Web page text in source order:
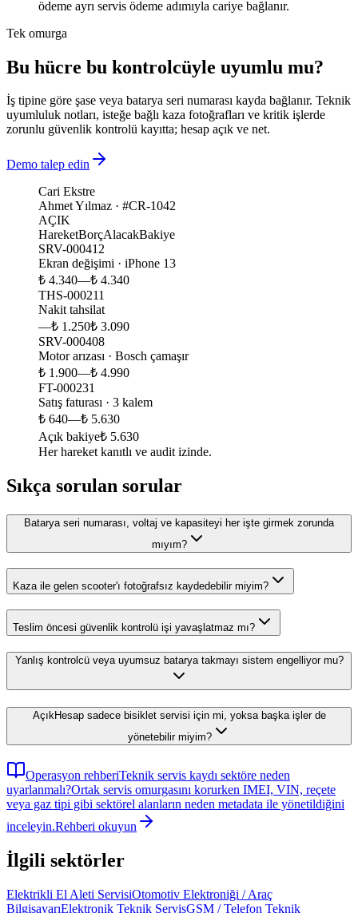
ödeme ayrı servis ödeme adımıyla cariye bağlanır.
Tek omurga
Bu hücre bu kontrolcüyle uyumlu mu?
İş tipine göre şase veya batarya seri numarası kayda bağlanır. Teknik
uyumluluk notları, isteğe bağlı kaza fotoğrafları ve kritik işlerde
zorunlu güvenlik kontrolü kayıtta; hesap açık ve net.
Demo talep edin
Cari Ekstre
Ahmet Yılmaz · #CR-1042
AÇIK
HareketBorçAlacakBakiye
SRV-000412
Ekran değişimi · iPhone 13
₺ 4.340—₺ 4.340
THS-000211
Nakit tahsilat
—₺ 1.250₺ 3.090
SRV-000408
Motor arızası · Bosch çamaşır
₺ 1.900—₺ 4.990
FT-000231
Satış faturası · 3 kalem
₺ 640—₺ 5.630
Açık bakiye₺ 5.630
Her hareket kanıtlı ve audit izinde.
Sıkça sorulan sorular
Batarya seri numarası, voltaj ve kapasiteyi her işte girmek zorunda
mıyım?
Kaza ile gelen scooter'ı fotoğrafsız kaydedebilir miyim?
Teslim öncesi güvenlik kontrolü işi yavaşlatmaz mı?
Yanlış kontrolcü veya uyumsuz batarya takmayı sistem engelliyor mu?
AçıkHesap sadece bisiklet servisi için mi, yoksa başka işler de
yönetebilir miyim?
Operasyon rehberiTeknik servis kaydı sektöre neden
uyarlanmalı?Ortak servis omurgasını korurken IMEI, VIN, reçete
veya gaz tipi gibi sektörel alanların neden metadata ile yönetildiğini
inceleyin.Rehberi okuyun
İlgili sektörler
Elektrikli El Aleti ServisiOtomotiv Elektroniği / Araç
BilgisayarıElektronik Teknik ServisGSM / Telefon Teknik